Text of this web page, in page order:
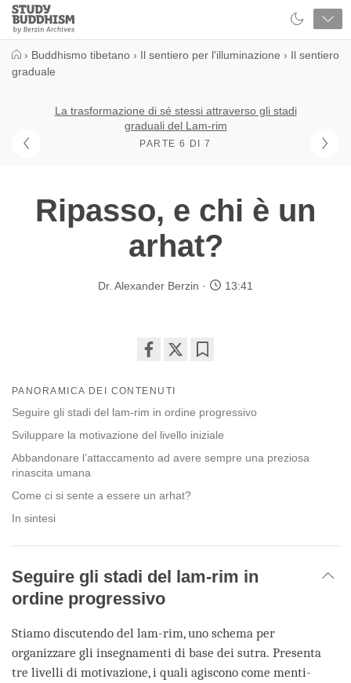
Close
Study
Buddhism
› Buddhismo tibetano › Il sentiero per l'illuminazione › Il sentiero
graduale
La trasformazione di sé stessi attraverso gli stadi
graduali del Lam-rim
PARTE 6 DI 7
Ripasso, e chi è un
arhat?
Dr. Alexander Berzin 13:41
on
facebook
PANORAMICA DEI CONTENUTI
Seguire gli stadi del lam-rim in ordine progressivo
Sviluppare la motivazione del livello iniziale
Abbandonare l’attaccamento ad avere sempre una preziosa
rinascita umana
Come ci si sente a essere un arhat?
In sintesi
Seguire gli stadi del lam-rim in
ordine progressivo
Stiamo discutendo del lam-rim, uno schema per
organizzare gli insegnamenti di base dei sutra. Presenta
tre livelli di motivazione, i quali agiscono come menti-